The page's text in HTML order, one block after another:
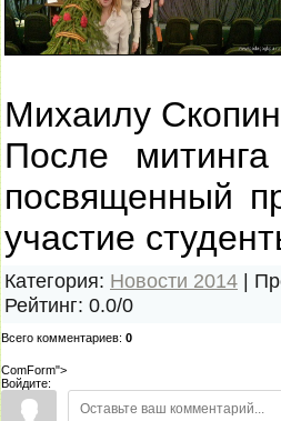
Михаилу
После
посвященный
участие
Категория: Новости 2014 |
Рейтинг: 0.0/0
Всего комментариев: 0
ComForm">
Войдите: